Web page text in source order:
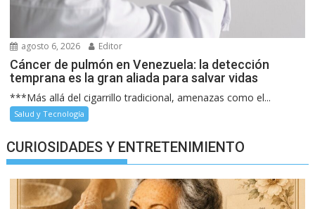
agosto 6, 2026 Editor
Cáncer de pulmón en Venezuela: la detección
temprana es la gran aliada para salvar vidas
***Más allá del cigarrillo tradicional, amenazas como el...
Salud y Tecnología
CURIOSIDADES Y ENTRETENIMIENTO